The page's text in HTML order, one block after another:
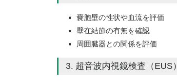
嚢胞壁の性状や血流を評価
壁在結節の有無を確認
周囲臓器との関係を評価
3. 超音波内視鏡検査（EUS）